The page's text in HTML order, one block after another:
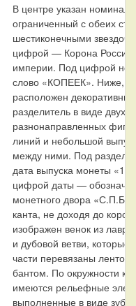
В центре указан номинал
ограниченный с обеих
шестиконечными
цифрой — Корона
империи. Под цифрой
слово «КОПЕЕК». Ниже,
расположен декоративный
разделитель в виде двух
разнонаправленных
линий и небольшой
между ними. Под
дата выпуска монеты
цифрой даты —
монетного двора
канта, не доходя до
изображен венок из
и дубовой ветви, которые
части перевязаны лентой
бантом. По окружности
имеются рельефные
выполненные в виде